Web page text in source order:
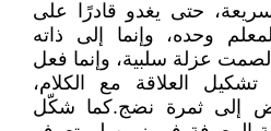
حتى يغدو قادرًا على
وحده، وإنما إلى ذاته
عزلة سلبية، وإنما فعل
العلاقة مع الكلام،
إلى ثمرة نضج.كما شكّل